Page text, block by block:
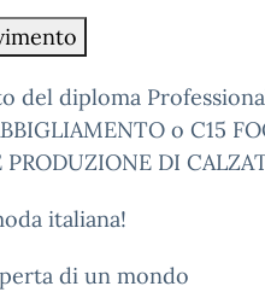
del diploma
o C15
DI
italiana!
di un mondo